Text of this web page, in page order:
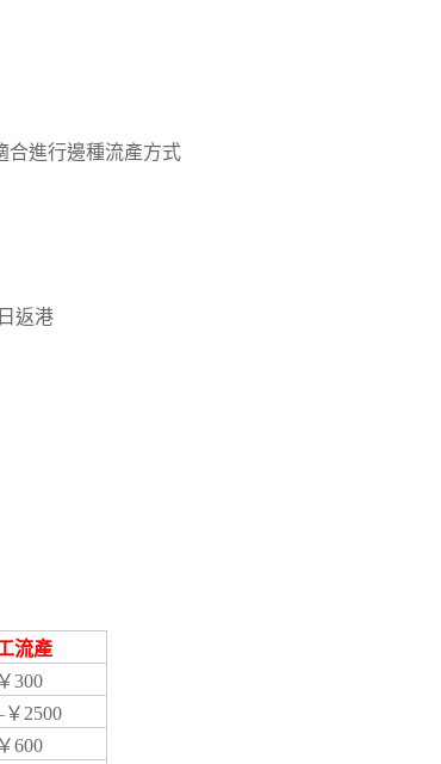
合進行邊種流產方式
返港
流產
300
￥2500
600